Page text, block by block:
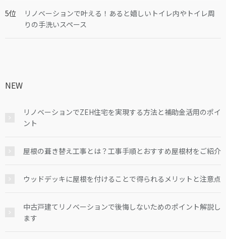
リノベーションで叶える！あると嬉しいトイレ内やトイレ周
りの手洗いスペース
NEW
リノベーションでZEH住宅を実現する方法と補助金活用のポイ
ント
屋根の葺き替え工事とは？工事手順とおすすめ屋根材をご紹介
ウッドデッキに屋根を付けることで得られるメリットと注意点
中古戸建てリノベーションで後悔しないためのポイント解説し
ます